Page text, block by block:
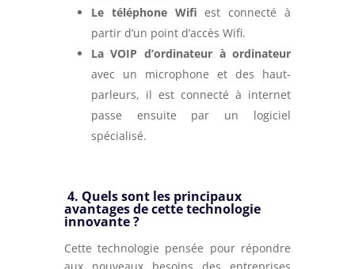
Le téléphone Wifi est connecté à
partir d’un point d’accès Wifi.
La VOIP d’ordinateur à ordinateur
avec un microphone et des haut-
parleurs, il est connecté à internet
passe ensuite par un logiciel
spécialisé.
4. Quels sont les principaux
avantages de cette technologie
innovante ?
Cette technologie pensée pour répondre